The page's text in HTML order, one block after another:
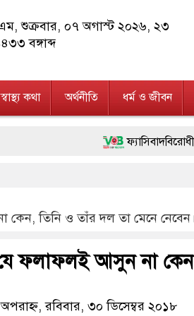
, শুক্রবার, ০৭ অগাস্ট ২০২৬, ২৩
বঙ্গাব্দ
স্বাস্থ্য কথা অর্থনীতি ধর্ম ও জীবন
ফ্যাসিবাদবিরোধী আন্দোলনে
জনগণ পরিবর্তন চেয়েছে
২৮ লাখ টাকার জাল
নেতৃত্ব ও গণতন্ত্রের মূর্তমান
অবৈধ বিদেশি পিস্তল,
কেন, তিনি ও তাঁর দল তা মেনে নেবেন।
যে ফলাফলই আসুন না
রবিবার, ৩০ ডিসেম্বর ২০১৮